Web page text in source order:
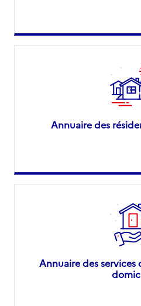
Annuaire des
Annuaire des services